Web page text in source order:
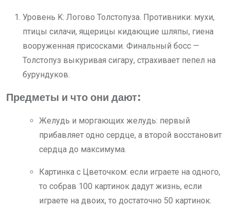
Уровень K: Логово Толстопуза. Противники: мухи,
птицы силачи, ящерицы кидающие шляпы, гиена
вооруженная присосками. Финальный босс —
Толстопуз выкуривая сигару, страхивает пепел на
бурундуков.
Предметы и что они дают:
Желудь и моргающих желудь: первый
прибавляет одно сердце, а второй восстановит
сердца до максимума.
Картинка с Цветочком: если играете на одного,
то собрав 100 картинок дадут жизнь, если
играете на двоих, то достаточно 50 картинок.